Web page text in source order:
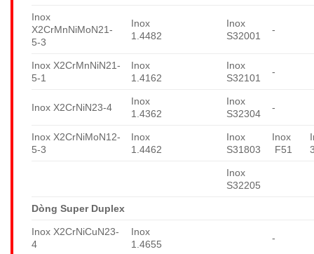
Inox
X2CrMnNiMoN21-
5-3
Inox
1.4482
Inox
S32001
-
Inox X2CrMnNiN21-
5-1
Inox
1.4162
Inox
S32101
-
Inox X2CrNiN23-4
Inox
1.4362
Inox
S32304
-
Inox X2CrNiMoN12-
5-3
Inox
1.4462
Inox
S31803
Inox
F51
Inox
S32205
Dòng Super Duplex
Inox X2CrNiCuN23-
4
Inox
1.4655
-